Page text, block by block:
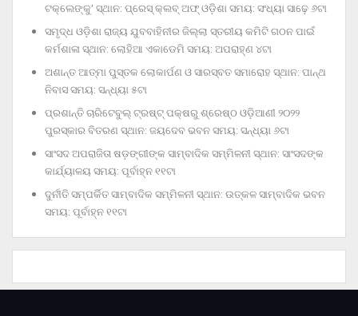
ଟକ୍‌ଲେଙ୍କୁ’ ସ୍ଥାନ: ପ୍ରେସ୍‌ କ୍ଲବ୍‌ ଅଫ୍‌ ଓଡ଼ିଶା ସମୟ: ସଂଧ୍ୟା ସାଢ଼େ ୬ଟା
ସମୃଦ୍ଧ ଓଡ଼ିଶା ରାଜ୍ୟ ଯୁବବାହିନୀର ଜିଲ୍ଲା ସ୍ତରୀୟ କମିଟି ଗଠନ ପାଇଁ
କର୍ମଶାଳା ସ୍ଥାନ: ଲୋହିଆ ଏକାଡେମି ସମୟ: ଅପରାହ୍‌ଣ ୪ଟା
ଅଶାନ୍ତ ଆତ୍ମା ପୁସ୍ତକ ଲୋକାର୍ପଣ ଓ ସାରସ୍ବତ ସମାରୋହ ସ୍ଥାନ: ପାନ୍ଥ
ନିବାସ ସମୟ: ସନ୍ଧ୍ୟା ୫ଟା
ପ୍ରଶାନ୍ତି ଚାରିଟେବୁଲ୍‌ ଟ୍ରଷ୍ଟ୍‌ ପକ୍ଷରୁ ଶ୍ରେଷ୍ଠ ଓଡ଼ିଆଣୀ ୨୦୨୨
ପୁରସ୍କାର ବିତରଣ ସ୍ଥାନ: ଜୟଦେବ ଭବନ ସମୟ: ସନ୍ଧ୍ୟା ୬ଟା
ସାଂସଦ ଅପରାଜିତା ଷଡ଼ଙ୍ଗୀଙ୍କ ସାମ୍ବାଦିକ ସମ୍ମିଳନୀ ସ୍ଥାନ: ସାଂସଦଙ୍କ
କାର୍ଯ୍ୟାଳୟ ସମୟ: ପୂର୍ବାହ୍ନ ୧୧ଟା
ଦୁର୍ନୀତି ସମ୍ପର୍କିତ ସାମ୍ବାଦିକ ସମ୍ମିଳନୀ ସ୍ଥାନ: ଉତ୍କଳ ସାମ୍ବାଦିକ ଭବନ
ସମୟ: ପୂର୍ବାହ୍ନ ୧୧ଟା